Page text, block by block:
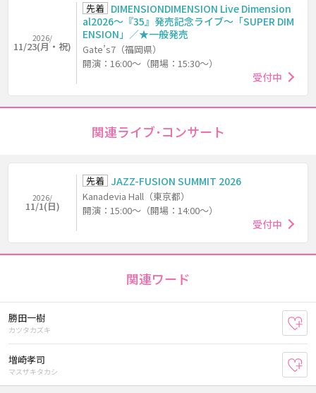
2026/
11/23(月・祝)
先着 DIMENSIONDIMENSION Live Dimension
al2026～『35』発売記念ライブ～「SUPER DIM
ENSION」／★一般発売
Gate’s7（福岡県）
開演：16:00～（開場：15:30～）
受付中
関連ライブ･コンサート
2026/
11/1(日)
先着 JAZZ-FUSION SUMMIT 2026
Kanadevia Hall（東京都）
開演：15:00～（開場：14:00～）
受付中
関連ワード
勝田一樹
カツタカズキ
増崎孝司
マスザキタカシ